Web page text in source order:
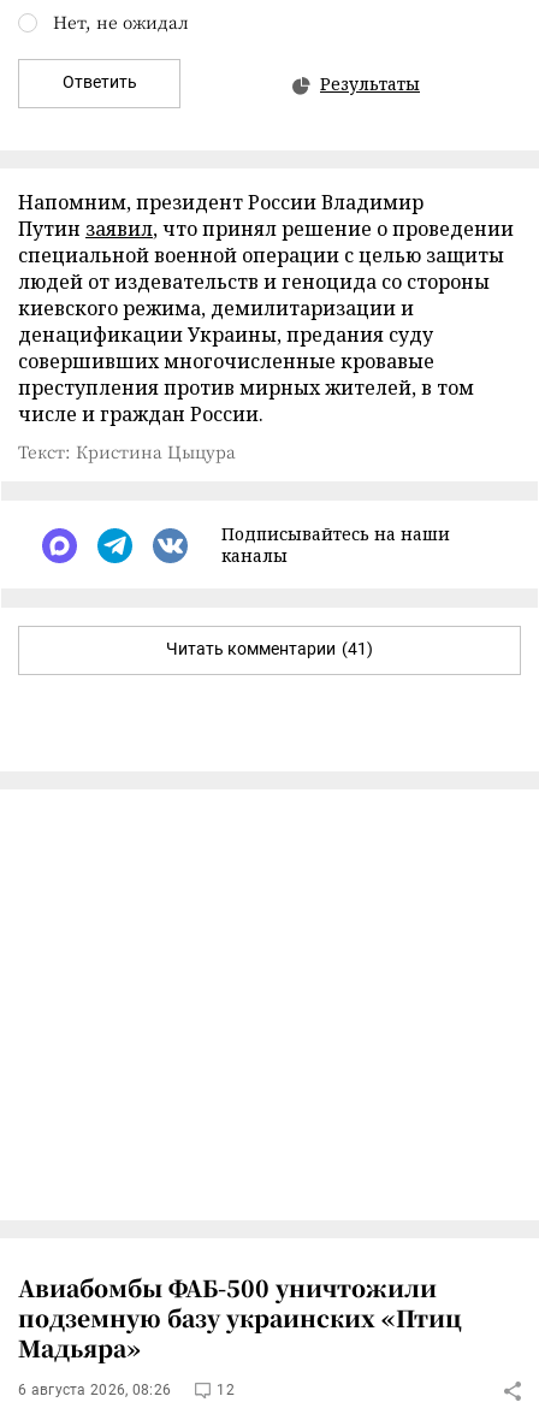
Нет, не ожидал
Ответить Результаты
Напомним, президент России Владимир
Путин заявил, что принял решение о проведении
специальной военной операции с целью защиты
людей от издевательств и геноцида со стороны
киевского режима, демилитаризации и
денацификации Украины, предания суду
совершивших многочисленные кровавые
преступления против мирных жителей, в том
числе и граждан России.
Текст: Кристина Цыцура
Подписывайтесь на наши
каналы
Читать комментарии (41)
Авиабомбы ФАБ-500 уничтожили
подземную базу украинских «Птиц
Мадьяра»
6 августа 2026, 08:26 12